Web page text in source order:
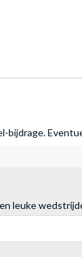
bijdrage.
leuke